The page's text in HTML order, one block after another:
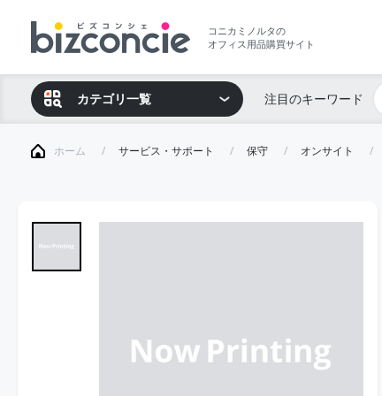
コニカミノルタの
オフィス用品購買サイト
カテゴリ一覧 注目のキーワード
ホーム サービス・サポート 保守 オンサイト